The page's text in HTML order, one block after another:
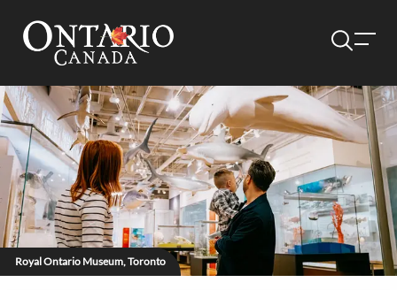
Royal Ontario Museum, Toronto